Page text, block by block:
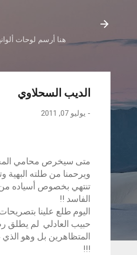
هنا أرسم لوحات
الديب السحلاوي
- يوليو 07, 2011
متى سيخرص محامي
ويرحمنا من طلته البهية
تنتهي بخصوص أسياده من
الفاسد !!
اليوم طلع علينا
حبيب العادلي لم يطلق
المتظاهرين بل وهو
!!!